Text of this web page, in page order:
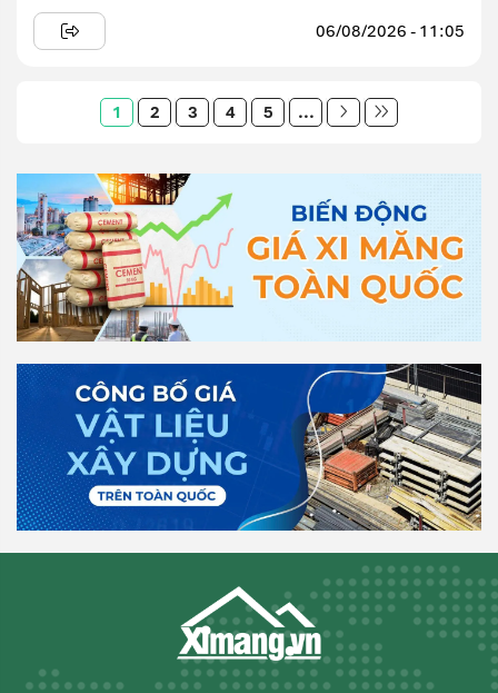
06/08/2026 - 11:05
1 2 3 4 5 ...